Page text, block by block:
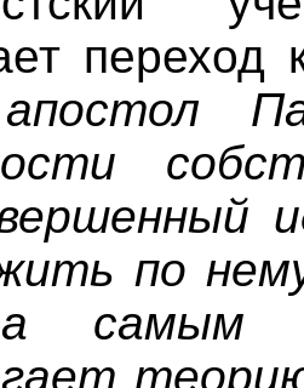
переход
по
самым